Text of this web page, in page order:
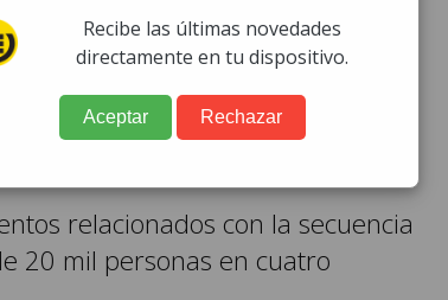
por la
relacionados con la secuencia
20 mil personas en cuatro
Recibe las últimas novedades
directamente en tu dispositivo.
Aceptar Rechazar